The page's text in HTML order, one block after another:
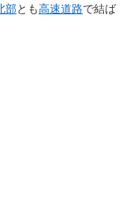
部とも高速道路で結ば